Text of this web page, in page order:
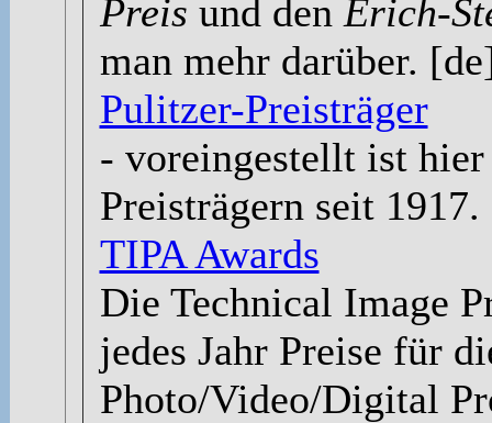
Preis und den Erich-
man mehr darüber.
Pulitzer-Preisträger
- voreingestellt ist
Preisträgern seit
TIPA Awards
Die Technical Image
jedes Jahr Preise für
Photo/Video/Digital